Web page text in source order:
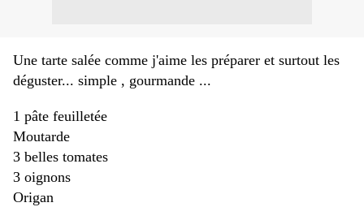
Une tarte salée comme j'aime les préparer et surtout les
déguster... simple , gourmande ...
1 pâte feuilletée
Moutarde
3 belles tomates
3 oignons
Origan